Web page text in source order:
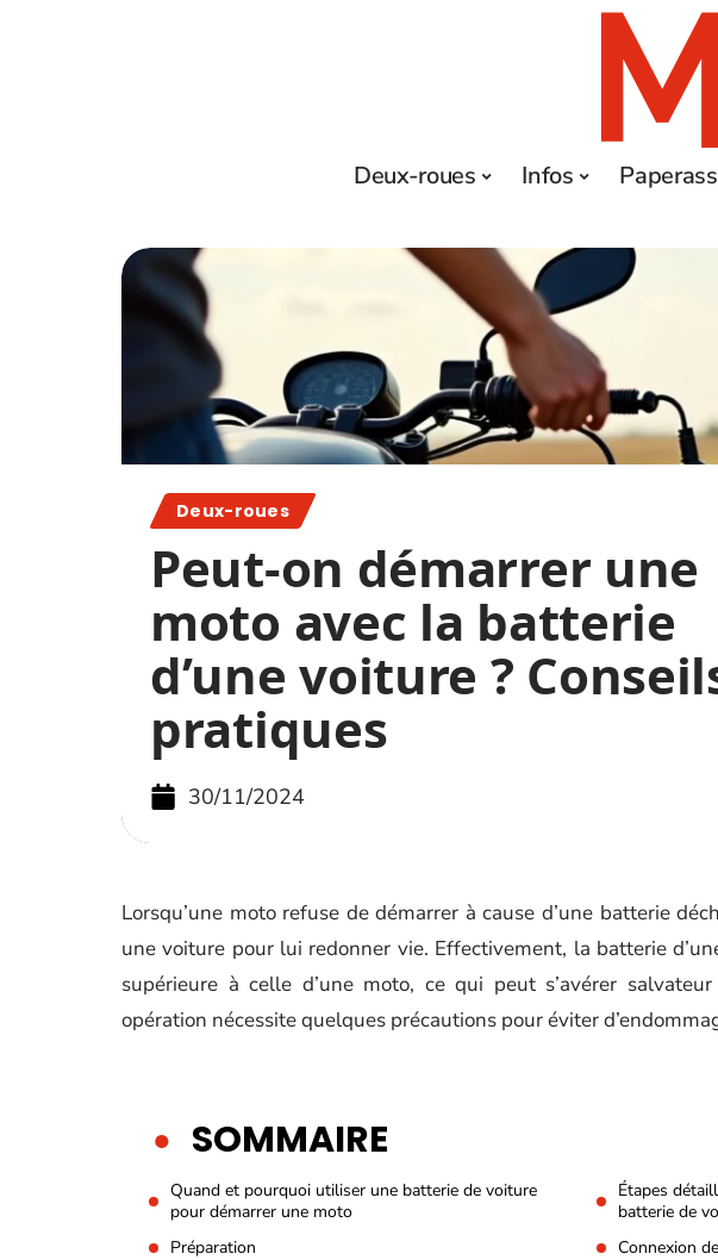
Deux-roues Infos
Deux-roues
Peut-on démarrer une
moto avec la batterie
d’une voiture ?
pratiques
30/11/2024
Lorsqu’une moto refuse de démarrer à cause d’une batterie
une voiture pour lui redonner vie. Effectivement, la batterie
supérieure à celle d’une moto, ce qui peut s’avérer
opération nécessite quelques précautions pour éviter
SOMMAIRE
Quand et pourquoi utiliser une batterie de voiture
pour démarrer une moto
Étapes
batterie de
Préparation
Connexion